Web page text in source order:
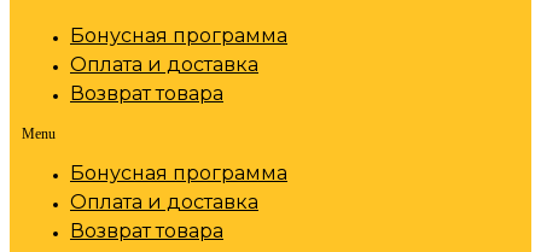
Бонусная программа
Оплата и доставка
Возврат товара
Menu
Бонусная программа
Оплата и доставка
Возврат товара